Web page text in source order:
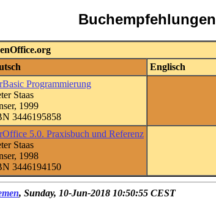
Buchempfehlungen
Englisch
Programmierung
Staas
1999
3446195858
5.0. Praxisbuch und Referenz
Staas
1998
3446194150
, Sunday, 10-Jun-2018 10:50:55 CEST